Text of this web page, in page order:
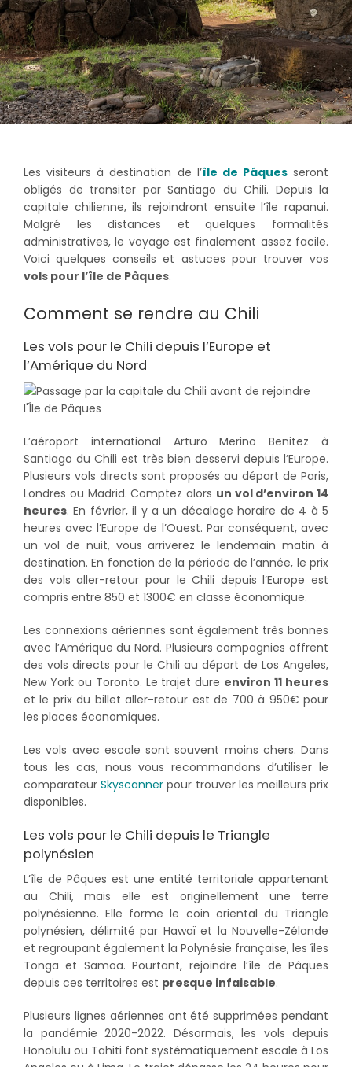
Les visiteurs à destination de l’île de Pâquesseront
obligés de transiter par Santiago du Chili. Depuis la
capitale chilienne, ils rejoindront ensuite l’île rapanui.
Malgré les distances et quelques formalités
administratives, le voyage est finalement assez facile.
Voici quelques conseils et astuces pour trouver vos
vols pour l’île de Pâques.
Comment se rendre au Chili
Les vols pour le Chili depuis l’Europe et
l’Amérique du Nord
L’aéroport international Arturo Merino Benitez à
Santiago du Chili est très bien desservi depuis l’Europe.
Plusieurs vols directs sont proposés au départ de Paris,
Londres ou Madrid. Comptez alors un vol d’environ 14
heures. En février, il y a un décalage horaire de 4 à 5
heures avec l’Europe de l’Ouest. Par conséquent, avec
un vol de nuit, vous arriverez le lendemain matin à
destination. En fonction de la période de l’année, le prix
des vols aller-retour pour le Chili depuis l’Europe est
compris entre 850 et 1300€ en classe économique.
Les connexions aériennes sont également très bonnes
avec l’Amérique du Nord. Plusieurs compagnies offrent
des vols directs pour le Chili au départ de Los Angeles,
New York ou Toronto. Le trajet dure environ 11 heures
et le prix du billet aller-retour est de 700 à 950€ pour
les places économiques.
Les vols avec escale sont souvent moins chers. Dans
tous les cas, nous vous recommandons d’utiliser le
comparateurSkyscanner pour trouver les meilleurs prix
disponibles.
Les vols pour le Chili depuis le Triangle
polynésien
L’île de Pâques est une entité territoriale appartenant
au Chili, mais elle est originellement une terre
polynésienne. Elle forme le coin oriental du Triangle
polynésien, délimité par Hawaï et la Nouvelle-Zélande
et regroupant également la Polynésie française, les îles
Tonga et Samoa. Pourtant, rejoindre l’île de Pâques
depuis ces territoires est presque infaisable.
Plusieurs lignes aériennes ont été supprimées pendant
la pandémie 2020-2022. Désormais, les vols depuis
Honolulu ou Tahiti font systématiquement escale à Los